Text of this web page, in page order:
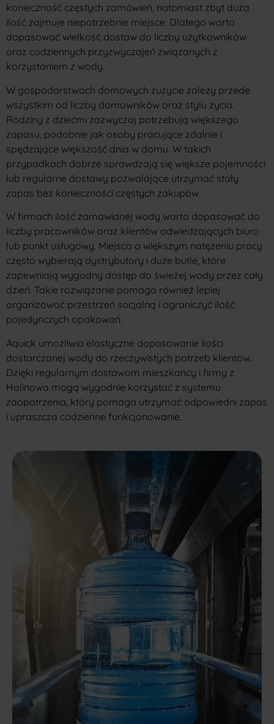
konieczność częstych zamówień, natomiast zbyt duża
ilość zajmuje niepotrzebnie miejsce. Dlatego warto
dopasować wielkość dostaw do liczby użytkowników
oraz codziennych przyzwyczajeń związanych z
korzystaniem z wody.
W gospodarstwach domowych zużycie zależy przede
wszystkim od liczby domowników oraz stylu życia.
Rodziny z dziećmi zazwyczaj potrzebują większego
zapasu, podobnie jak osoby pracujące zdalnie i
spędzające większość dnia w domu. W takich
przypadkach dobrze sprawdzają się większe pojemności
lub regularne dostawy pozwalające utrzymać stały
zapas bez konieczności częstych zakupów.
W firmach ilość zamawianej wody warto dopasować do
liczby pracowników oraz klientów odwiedzających biuro
lub punkt usługowy. Miejsca o większym natężeniu pracy
często wybierają dystrybutory i duże butle, które
zapewniają wygodny dostęp do świeżej wody przez cały
dzień. Takie rozwiązanie pomaga również lepiej
organizować przestrzeń socjalną i ograniczyć ilość
pojedynczych opakowań.
Aquick umożliwia elastyczne dopasowanie ilości
dostarczanej wody do rzeczywistych potrzeb klientów.
Dzięki regularnym dostawom mieszkańcy i firmy z
Halinowa mogą wygodnie korzystać z systemu
zaopatrzenia, który pomaga utrzymać odpowiedni zapas
i upraszcza codzienne funkcjonowanie.